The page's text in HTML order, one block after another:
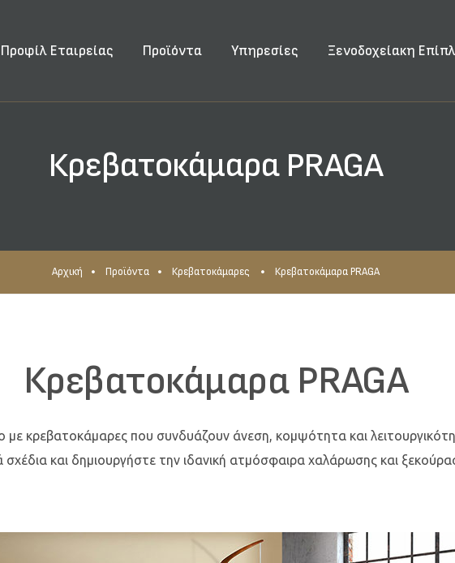
Προφίλ Εταιρείας Προϊόντα Υπηρεσίες Ξενοδοχείακη
Κρεβατοκάμαρα PRAGA
Αρχική Προϊόντα Κρεβατοκάμαρες Κρεβατοκάμαρα PRAGA
Κρεβατοκάμαρα PRAGA
κρεβατοκάμαρες που συνδυάζουν άνεση, κομψότητα και
σχέδια και δημιουργήστε την ιδανική ατμόσφαιρα χαλάρωσης και